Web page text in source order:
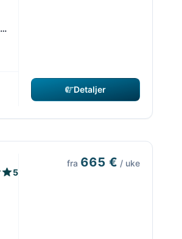
Detaljer
5
fra 665 € / uke